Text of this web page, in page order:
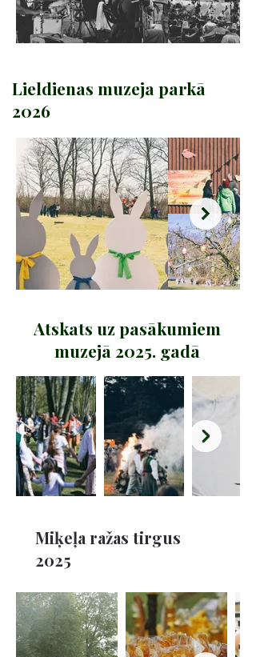
Lieldienas muzeja parkā
2026
Atskats uz pasākumiem
muzejā 2025. gadā
Miķeļa ražas tirgus
2025